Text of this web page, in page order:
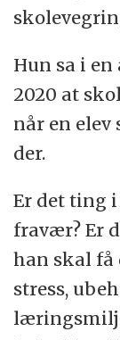
Hun sa i
2020 at
når en elev
der.
Er det ting
fravær? Er
han skal få
stress,